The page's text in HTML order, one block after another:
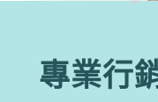
專業行